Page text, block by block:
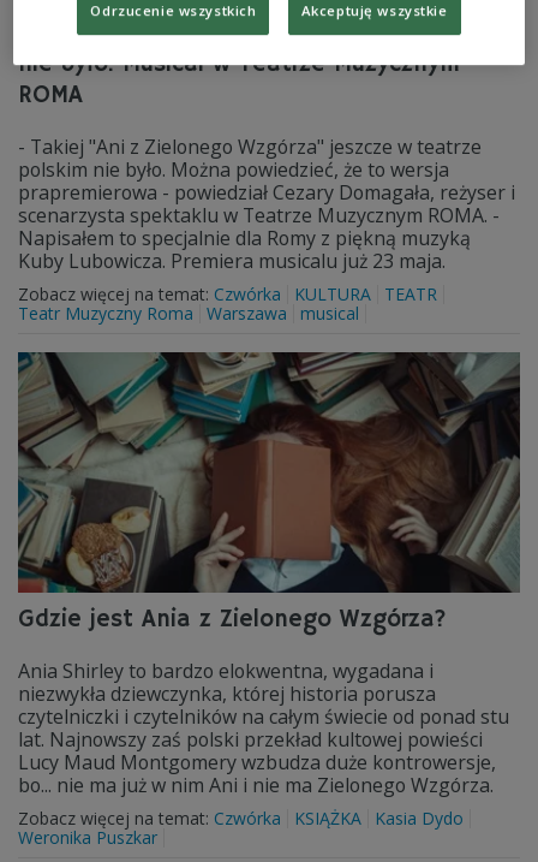
Takiej "Ani z Zielonego Wzgórza" jeszcze
nie było. Musical w Teatrze Muzycznym
ROMA
- Takiej "Ani z Zielonego Wzgórza" jeszcze w teatrze
polskim nie było. Można powiedzieć, że to wersja
prapremierowa - powiedział Cezary Domagała, reżyser i
scenarzysta spektaklu w Teatrze Muzycznym ROMA. -
Napisałem to specjalnie dla Romy z piękną muzyką
Kuby Lubowicza. Premiera musicalu już 23 maja.
Zobacz więcej na temat: Czwórka KULTURA
TEATR
Teatr Muzyczny Roma
Warszawa musical
Gdzie jest Ania z Zielonego Wzgórza?
Ania Shirley to bardzo elokwentna, wygadana i
niezwykła dziewczynka, której historia porusza
czytelniczki i czytelników na całym świecie od ponad stu
lat. Najnowszy zaś polski przekład kultowej powieści
Lucy Maud Montgomery wzbudza duże kontrowersje,
bo... nie ma już w nim Ani i nie ma Zielonego Wzgórza.
Zobacz więcej na temat: Czwórka KSIĄŻKA
Kasia Dydo
Weronika Puszkar
Odrzucenie wszystkich Akceptuję wszystkie